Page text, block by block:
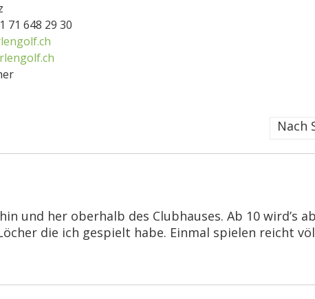
71 648 29 30
Nach
und her oberhalb des Clubhauses. Ab 10 wird’s
die ich gespielt habe. Einmal spielen reicht